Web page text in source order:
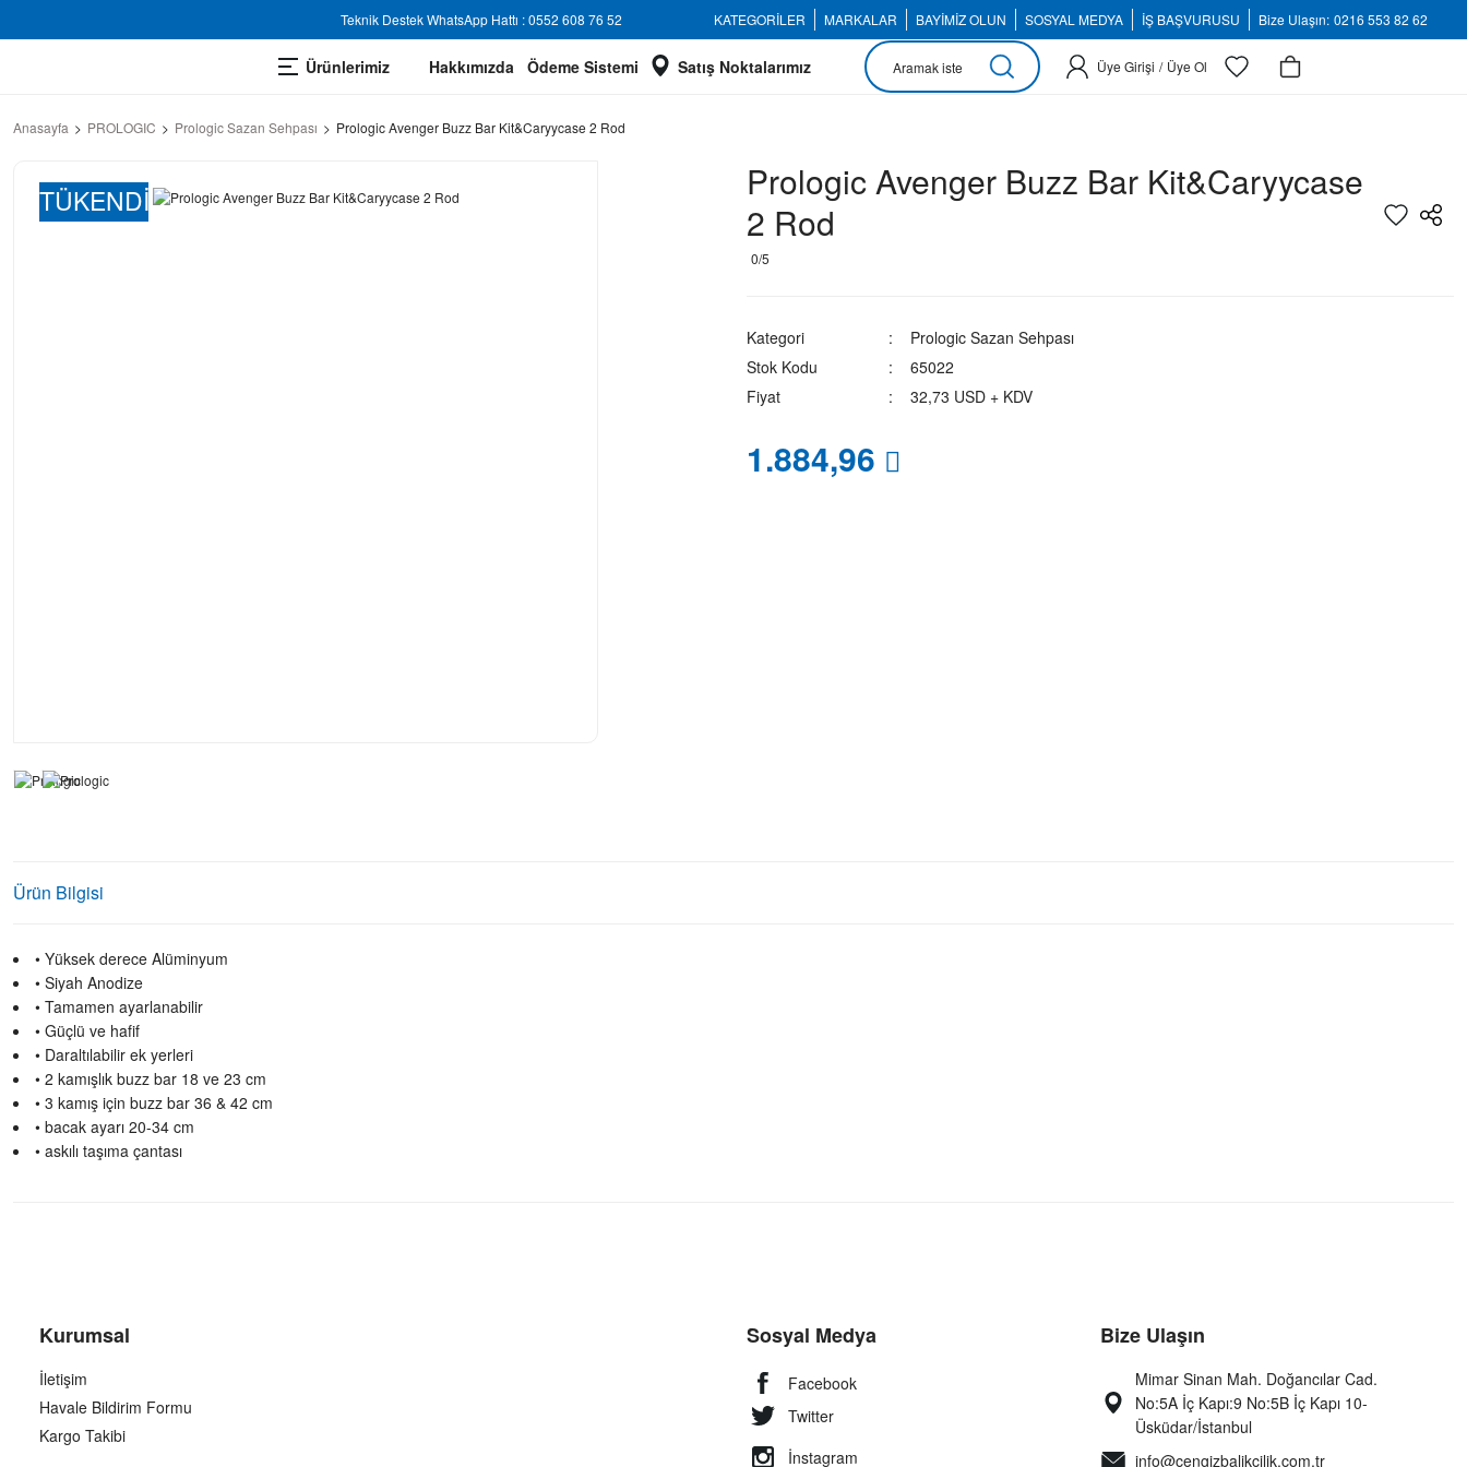
Teknik Destek WhatsApp Hattı : 0552 608 76 52 KATEGORİLER MARKALAR BAYİMİZ OLUN SOSYAL MEDYA İŞ BAŞVURUSU Bize Ulaşın: 0216 553 82 62
Ürünlerimiz Hakkımızda Ödeme Sistemi Satış Noktalarımız Üye Girişi / Üye Ol
Anasayfa PROLOGIC Prologic Sazan Sehpası Prologic Avenger Buzz Bar Kit&Caryycase 2 Rod
TÜKENDİ
Prologic Avenger Buzz Bar Kit&Caryycase
2 Rod
0/5
Kategori
Prologic Sazan Sehpası
Stok Kodu
65022
Fiyat
32,73 USD + KDV
1.884,96
Ürün Bilgisi
• Yüksek derece Alüminyum
• Siyah Anodize
• Tamamen ayarlanabilir
• Güçlü ve hafif
• Daraltılabilir ek yerleri
• 2 kamışlık buzz bar 18 ve 23 cm
• 3 kamış için buzz bar 36 & 42 cm
• bacak ayarı 20-34 cm
• askılı taşıma çantası
Kurumsal
İletişim
Havale Bildirim Formu
Kargo Takibi
Sosyal Medya
Facebook
Twitter
İnstagram
Bize Ulaşın
Mimar Sinan Mah. Doğancılar Cad.
No:5A İç Kapı:9 No:5B İç Kapı 10-
Üsküdar/İstanbul
info@cengizbalikcilik.com.tr